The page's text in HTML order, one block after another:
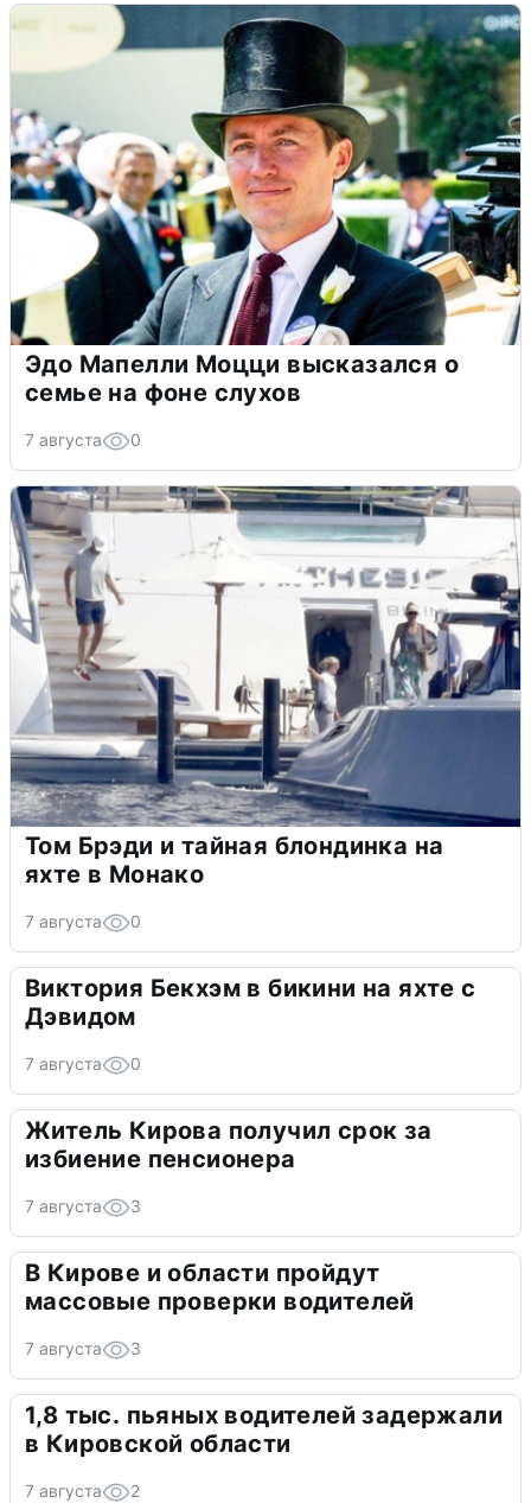
Эдо Мапелли Моцци высказался о
семье на фоне слухов
7 августа 0
Том Брэди и тайная блондинка на
яхте в Монако
7 августа 0
Виктория Бекхэм в бикини на яхте с
Дэвидом
7 августа 0
Житель Кирова получил срок за
избиение пенсионера
7 августа 3
В Кирове и области пройдут
массовые проверки водителей
7 августа 3
1,8 тыс. пьяных водителей задержали
в Кировской области
7 августа 2